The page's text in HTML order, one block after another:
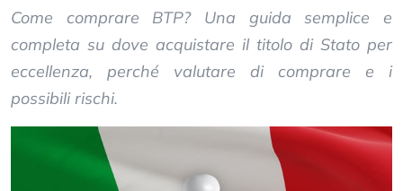
Come comprare BTP? Una guida semplice e
completa su dove acquistare il titolo di Stato per
eccellenza, perché valutare di comprare e i
possibili rischi.